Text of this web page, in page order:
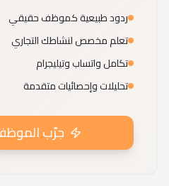
ردود طبيعية كموظف حقيقي
تعلم مخصص لنشاطك التجاري
تكامل واتساب وتيليجرام
تحليلات وإحصائيات متقدمة
جرّب